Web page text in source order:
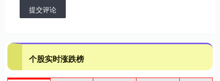
提交评论
个股实时涨跌榜